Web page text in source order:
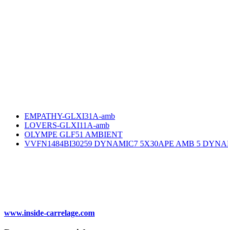
EMPATHY-GLXI31A-amb
LOVERS-GLXI11A-amb
OLYMPE GLF51 AMBIENT
VVFN1484BI30259 DYNAMIC7 5X30APE AMB 5
www.inside-carrelage.com